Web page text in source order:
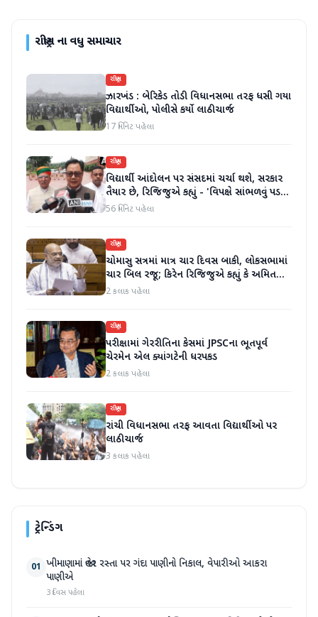
રાષ્ટ્રીયના વધુ સમાચાર
રાષ્ટ્રીય
ઝારખંડ : બેરિકેડ તોડી વિધાનસભા તરફ ધસી ગયા
વિદ્યાર્થીઓ, પોલીસે કર્યો લાઠીચાર્જ
17 મિનિટ પહેલા
રાષ્ટ્રીય
વિદ્યાર્થી આંદોલન પર સંસદમાં ચર્ચા થશે, સરકાર
તૈયાર છે, રિજિજુએ કહ્યું - 'વિપક્ષે સાંભળવું પડશે,
ગૃહમંત્રી જવાબ આપશે'
56 મિનિટ પહેલા
રાષ્ટ્રીય
ચોમાસુ સત્રમાં માત્ર ચાર દિવસ બાકી, લોકસભામાં
ચાર બિલ રજૂ; કિરેન રિજિજુએ કહ્યું કે અમિત
શાહ ચર્ચા પછી જવાબ આપશે
2 કલાક પહેલા
રાષ્ટ્રીય
પરીક્ષામાં ગેરરીતિના કેસમાં JPSCના ભૂતપૂર્વ
ચેરમેન એલ ક્યાંગટેની ધરપકડ
2 કલાક પહેલા
રાષ્ટ્રીય
રાંચી વિધાનસભા તરફ આવતા વિદ્યાર્થીઓ પર
લાઠીચાર્જ
3 કલાક પહેલા
ટ્રેન્ડિંગ
01 ખીમાણામાં જાહેર રસ્તા પર ગંદા પાણીનો નિકાલ, વેપારીઓ આકરા
પાણીએ
3 દિવસ પહેલા